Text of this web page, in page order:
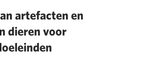
artefacten en
dieren voor